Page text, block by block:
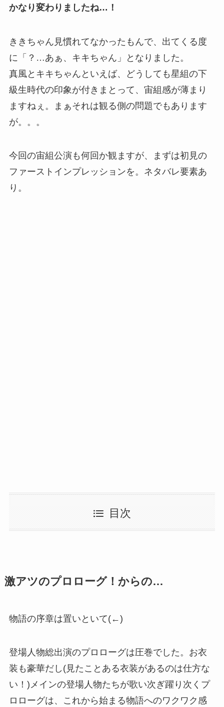
かなり変わりましたね…！
ききちゃん見慣れてなかったもんで、出てくる度
に「？…あぁ、キキちゃん」となりました。
真風とキキちゃんといえば、どうしても星組の下
級生時代の印象が付きまとって、宙組感が薄まり
ますねぇ。まぁそれは観る側の問題でもあります
が。。。
今回の宙組公演も何回か観ますが、まずは初見の
ファーストインプレッションを。ネタバレ要素あ
り。
目次
激アツのプロローグ！からの…
物語の序章は置いといて(←)
登場人物総出演のプロローグは圧巻でした。お衣
装も豪華だし(見たことある衣装があるのは仕方な
い！)メインの登場人物たちが歌い次ぎ躍り次くプ
ロローグは、これから始まる物語へのワクワク感